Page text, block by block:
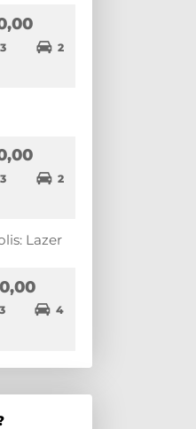
3 2
3 2
Lazer
3 4